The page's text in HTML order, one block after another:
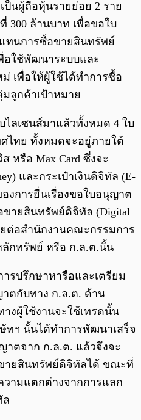
ป็นผู้ถือหุ้นรายย่อย 2 ราย
300 ล้านบาท เพื่อขอใบ
ทนการซื้อขายสินทรัพย์
อใช้พัฒนาระบบและ
เพื่อให้ผู้ใช้ได้ทำการซื้อ
ลูกค้าเป้าหมาย
ลเซนส์มาแล้วทั้งหมด 4 ใบ
ไทย ทั้งหมดจะอยู่ภายใต้
หรือ Max Card ซึ่งจะ
และกระเป๋าเงินดิจิทัล (E-
งการยื่นเรื่องขอใบอนุญาต
ขายสินทรัพย์ดิจิทัล (Digital
ยต่อสำนักงานคณะกรรมการ
กทรัพย์ หรือ ก.ล.ต.นั้น
รปรึกษาหารือและเตรียม
ตกับทาง ก.ล.ต. ด้าน
งผู้ใช้งานจะใช้เทรดนั้น
ฯ นั้นได้ทำการพัฒนาเสร็จ
าตจาก ก.ล.ต. แล้วจึงจะ
ายสินทรัพย์ดิจิทัลได้ ขณะที่
ามแตกต่างจากการแลก
ล